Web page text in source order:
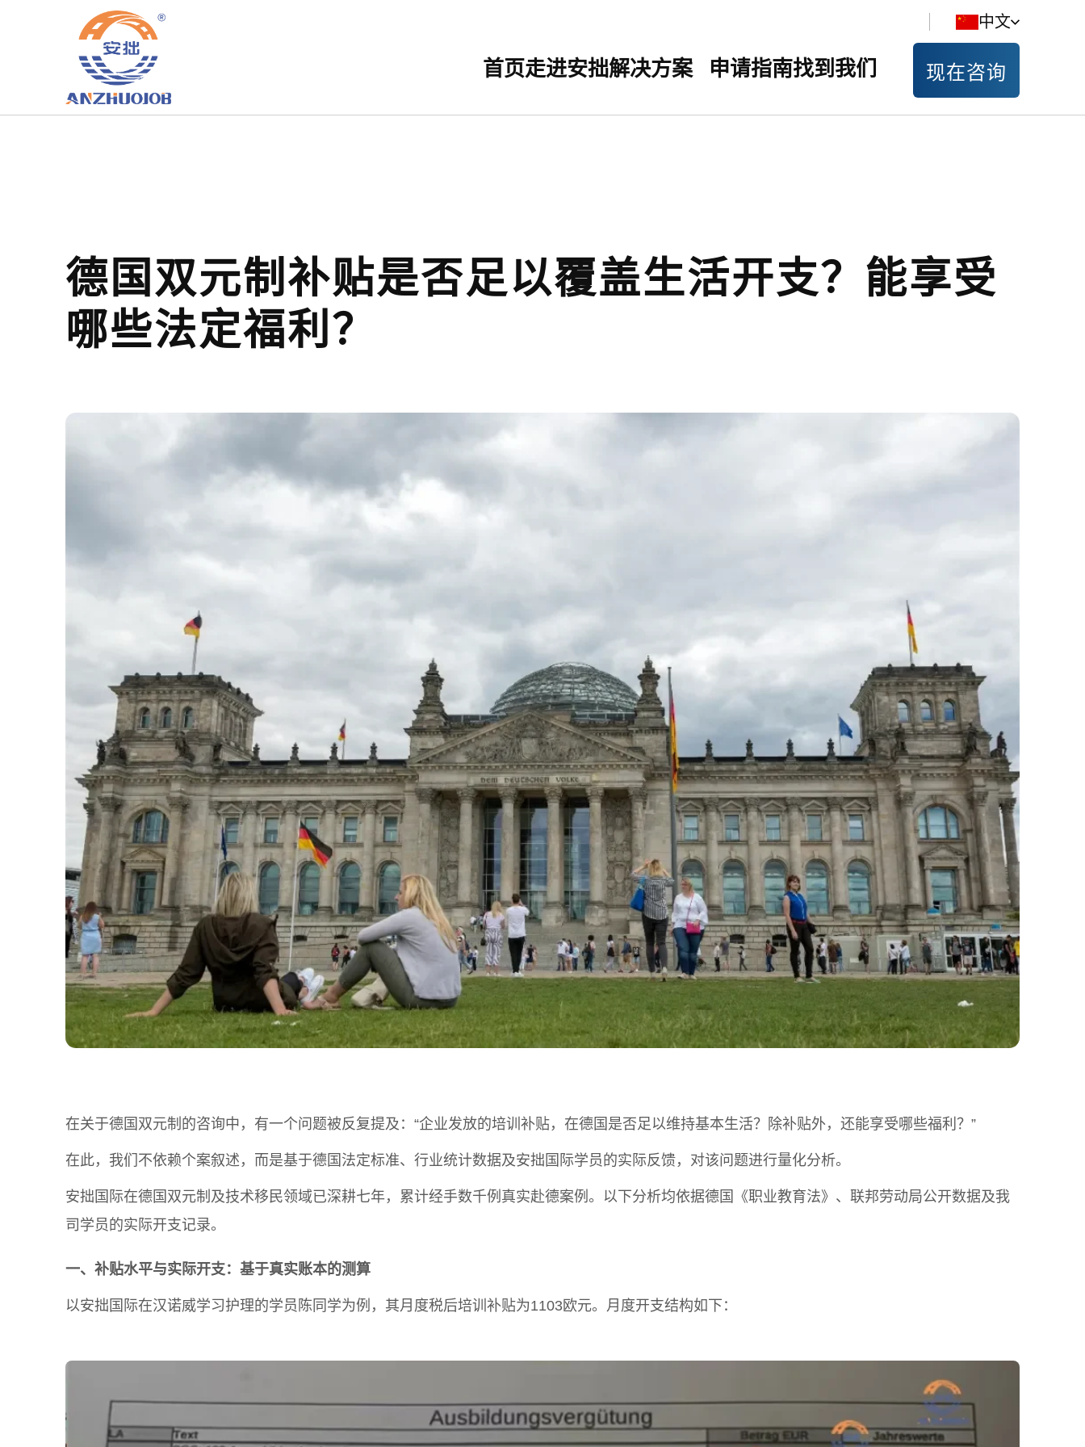
中文
首页走进安拙解决方案 申请指南找到我们 现在咨询
德国双元制补贴是否足以覆盖生活开支？能享受
哪些法定福利？
在关于德国双元制的咨询中，有一个问题被反复提及：“企业发放的培训补贴，在德国是否足以维持基本生活？除补贴外，还能享受哪些福利？”
在此，我们不依赖个案叙述，而是基于德国法定标准、行业统计数据及安拙国际学员的实际反馈，对该问题进行量化分析。
安拙国际在德国双元制及技术移民领域已深耕七年，累计经手数千例真实赴德案例。以下分析均依据德国《职业教育法》、联邦劳动局公开数据及我
司学员的实际开支记录。
一、补贴水平与实际开支：基于真实账本的测算
以安拙国际在汉诺威学习护理的学员陈同学为例，其月度税后培训补贴为1103欧元。月度开支结构如下：